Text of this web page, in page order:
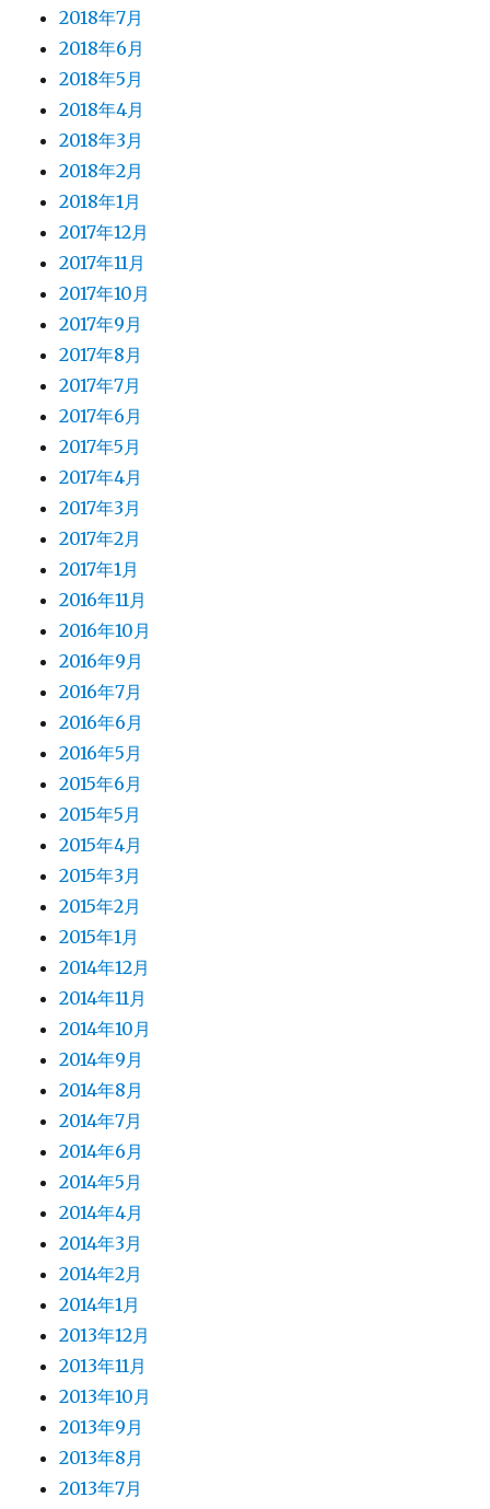
2018年7月
2018年6月
2018年5月
2018年4月
2018年3月
2018年2月
2018年1月
2017年12月
2017年11月
2017年10月
2017年9月
2017年8月
2017年7月
2017年6月
2017年5月
2017年4月
2017年3月
2017年2月
2017年1月
2016年11月
2016年10月
2016年9月
2016年7月
2016年6月
2016年5月
2015年6月
2015年5月
2015年4月
2015年3月
2015年2月
2015年1月
2014年12月
2014年11月
2014年10月
2014年9月
2014年8月
2014年7月
2014年6月
2014年5月
2014年4月
2014年3月
2014年2月
2014年1月
2013年12月
2013年11月
2013年10月
2013年9月
2013年8月
2013年7月